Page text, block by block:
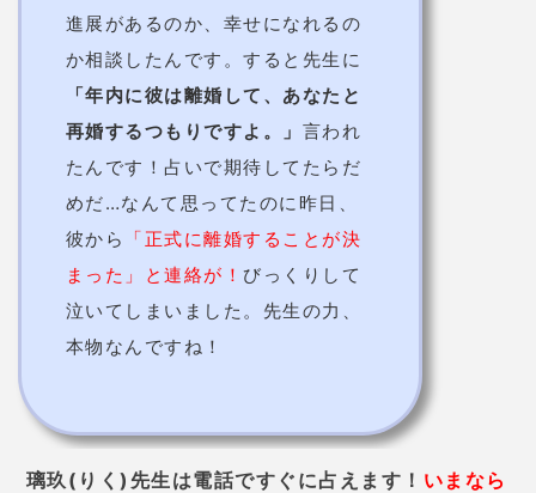
進展があるのか、幸せになれるの
か相談したんです。すると先生に
「年内に彼は離婚して、あなたと
再婚するつもりですよ。」 言われ
たんです！占いで期待してたらだ
めだ…なんて思ってたのに昨日、
彼から
「正式に離婚することが決
まった」と連絡が！ びっくりして
泣いてしまいました。先生の力、
本物なんですね！
璃玖(りく)先生は電話ですぐに占えます！ いまなら